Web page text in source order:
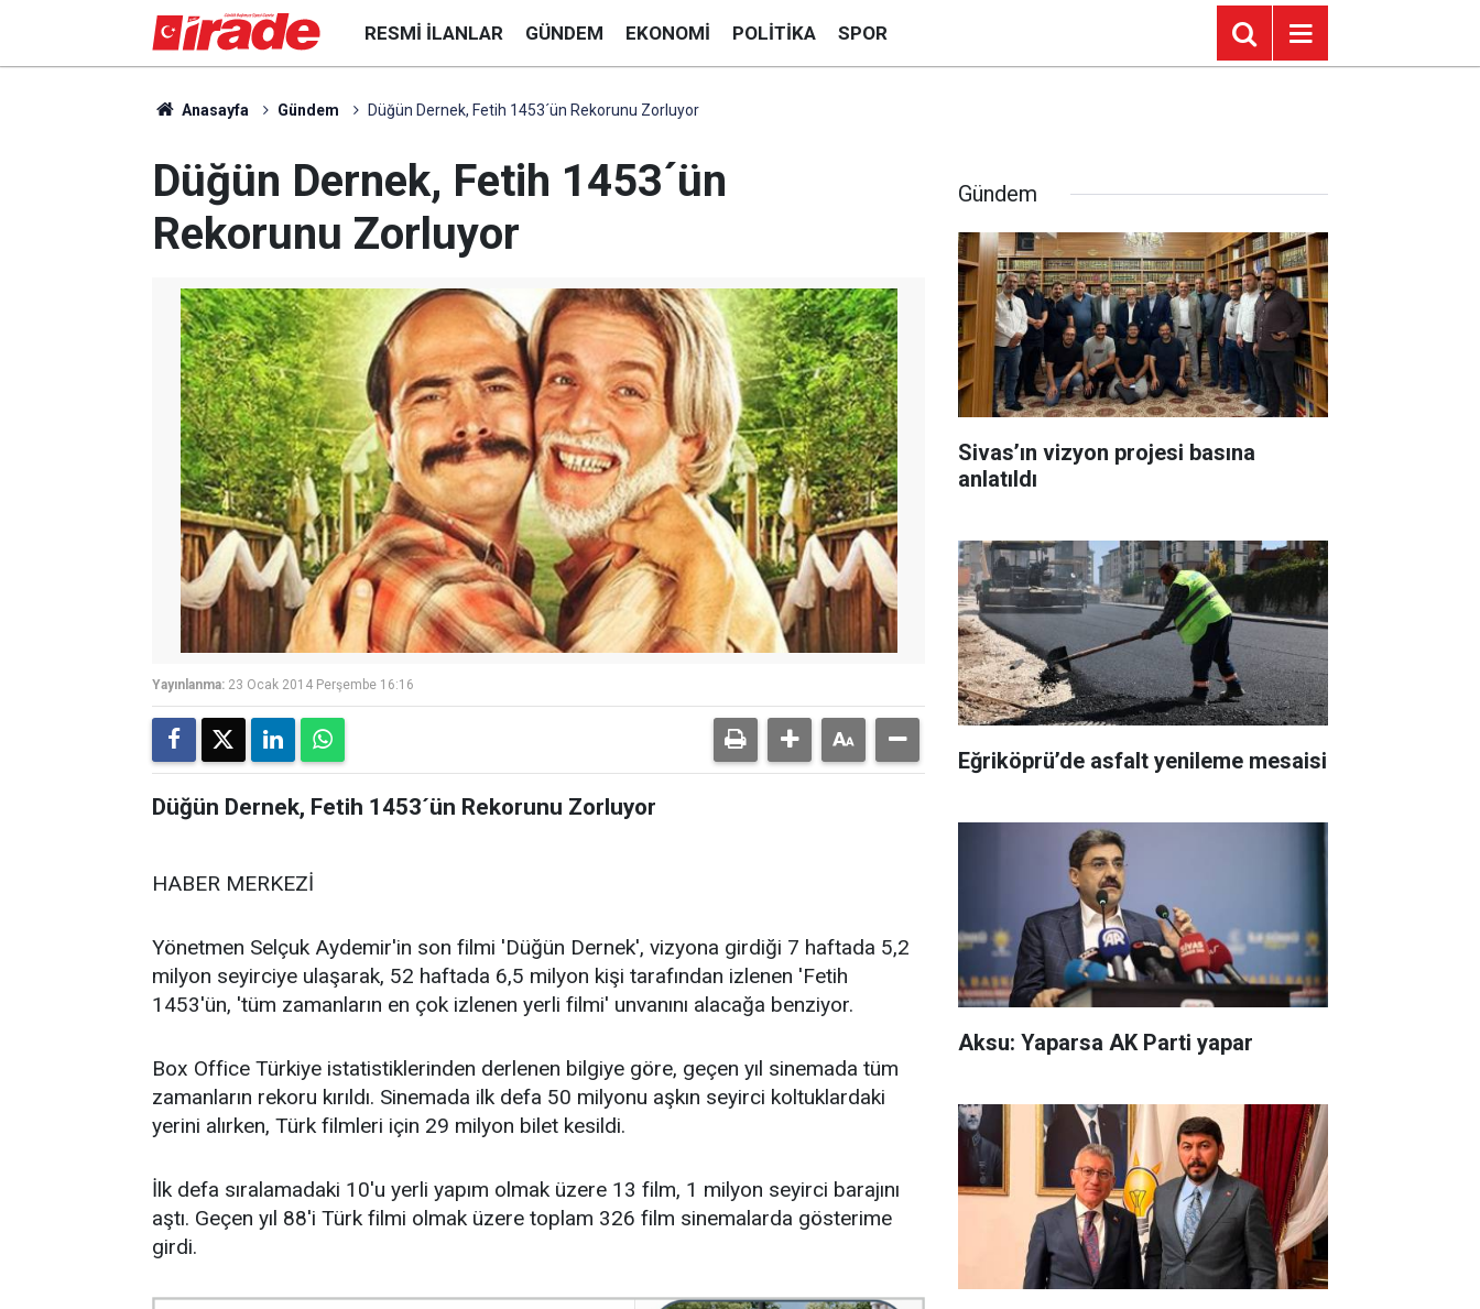
RESMI İLANLAR GÜNDEM EKONOMI POLITIKA SPOR
Anasayfa Gündem Düğün Dernek, Fetih 1453´ün Rekorunu Zorluyor
Düğün Dernek, Fetih 1453´ün
Rekorunu Zorluyor
Yayınlanma: 23 Ocak 2014 Perşembe 16:16
Düğün Dernek, Fetih 1453´ün Rekorunu Zorluyor
HABER MERKEZİ
Yönetmen Selçuk Aydemir'in son filmi 'Düğün Dernek', vizyona girdiği 7 haftada 5,2
milyon seyirciye ulaşarak, 52 haftada 6,5 milyon kişi tarafından izlenen 'Fetih
1453'ün, 'tüm zamanların en çok izlenen yerli filmi' unvanını alacağa benziyor.
Box Office Türkiye istatistiklerinden derlenen bilgiye göre, geçen yıl sinemada tüm
zamanların rekoru kırıldı. Sinemada ilk defa 50 milyonu aşkın seyirci koltuklardaki
yerini alırken, Türk filmleri için 29 milyon bilet kesildi.
İlk defa sıralamadaki 10'u yerli yapım olmak üzere 13 film, 1 milyon seyirci barajını
aştı. Geçen yıl 88'i Türk filmi olmak üzere toplam 326 film sinemalarda gösterime
girdi.
Gündem
Sivas’ın vizyon projesi basına
anlatıldı
Eğriköprü’de asfalt yenileme mesaisi
Aksu: Yaparsa AK Parti yapar